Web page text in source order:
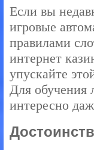
Если вы
игровые
правилами
интернет
упускайте
Для обучения
интересно